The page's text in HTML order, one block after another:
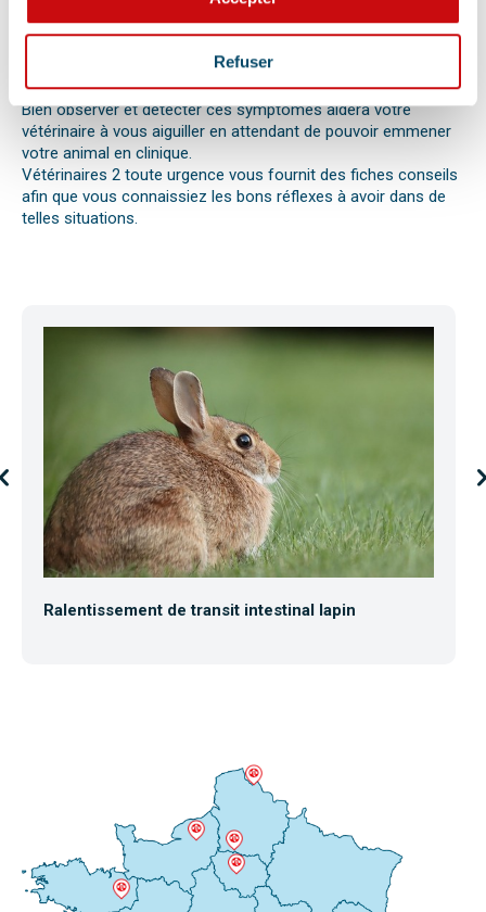
Refuser
réaction allergique avec œdème de Quincke, d’une intoxication
ou envenimation, d’un syndrome dilatation torsion de
l’estomac chez le chien, d’une mise bas, d’une infection
utérine ou pyomètre, une paralysie, etc.
Bien observer et détecter ces symptômes aidera votre
vétérinaire à vous aiguiller en attendant de pouvoir emmener
votre animal en clinique.
Vétérinaires 2 toute urgence vous fournit des fiches conseils
afin que vous connaissiez les bons réflexes à avoir dans de
telles situations.
Ralentissement de transit intestinal lapin